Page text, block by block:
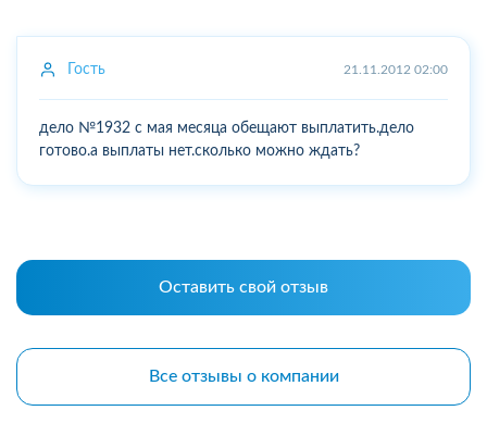
Гость 21.11.2012 02:00
дело №1932 с мая месяца обещают выплатить.дело
готово.а выплаты нет.сколько можно ждать?
Оставить свой отзыв
Все отзывы о компании